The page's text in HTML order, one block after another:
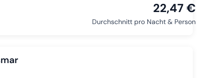
22,47 €
Durchschnitt pro Nacht & Person